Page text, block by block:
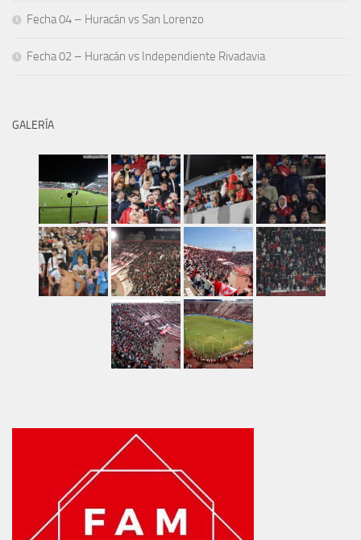
Fecha 04 – Huracán vs San Lorenzo
Fecha 02 – Huracán vs Independiente Rivadavia
GALERÍA